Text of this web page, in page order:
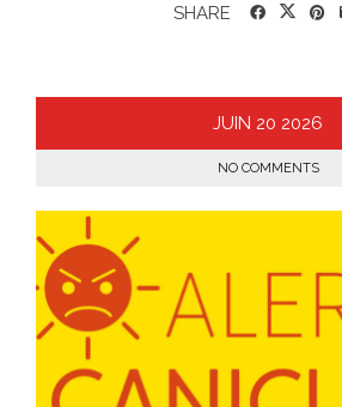
SHARE
JUIN 20 2026
NO COMMENTS